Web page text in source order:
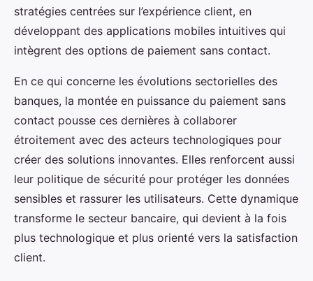
stratégies centrées sur l’expérience client, en
développant des applications mobiles intuitives qui
intègrent des options de paiement sans contact.
En ce qui concerne les évolutions sectorielles des
banques, la montée en puissance du paiement sans
contact pousse ces dernières à collaborer
étroitement avec des acteurs technologiques pour
créer des solutions innovantes. Elles renforcent aussi
leur politique de sécurité pour protéger les données
sensibles et rassurer les utilisateurs. Cette dynamique
transforme le secteur bancaire, qui devient à la fois
plus technologique et plus orienté vers la satisfaction
client.